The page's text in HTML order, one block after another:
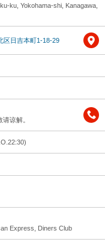
ku, Yokohama-shi, Kanagawa,
区日吉本町1-18-29
谅解。
Express, Diners Club